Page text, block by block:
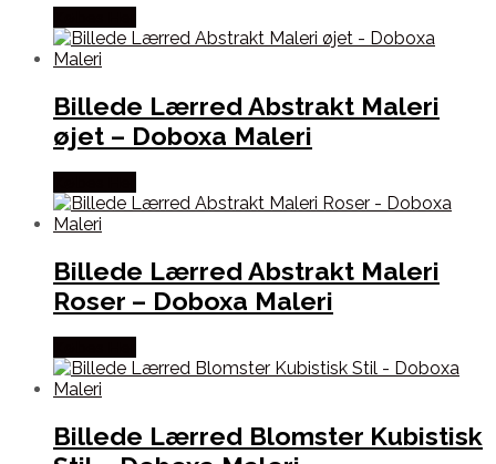
Billede Lærred Abstrakt Maleri
øjet – Doboxa Maleri
Billede Lærred Abstrakt Maleri
Roser – Doboxa Maleri
Billede Lærred Blomster Kubistisk